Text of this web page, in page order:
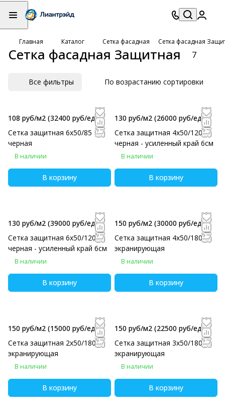
Главная Каталог Сетка фасадная Сетка фасадная
Сетка фасадная Защитная 7
Все фильтры По возрастанию сортировки
108 руб/м2 (32400 руб/eд)
Сетка защитная 6х50/85
черная
В наличии
В корзину
130 руб/м2 (26000 руб/eд)
Сетка защитная 4х50/120
черная - усиленный край 6см
В наличии
В корзину
130 руб/м2 (39000 руб/eд)
Сетка защитная 6х50/120
черная - усиленный край 6см
В наличии
В корзину
150 руб/м2 (30000 руб/eд)
Сетка защитная 4х50/180
экранирующая
В наличии
В корзину
150 руб/м2 (15000 руб/eд)
Сетка защитная 2х50/180
экранирующая
В наличии
В корзину
150 руб/м2 (22500 руб/eд)
Сетка защитная 3х50/180
экранирующая
В наличии
В корзину